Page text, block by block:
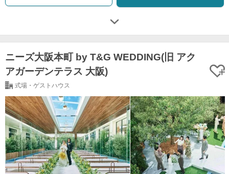
ニーズ大阪本町 by T&G WEDDING(旧 アク
アガーデンテラス 大阪)
式場・ゲストハウス